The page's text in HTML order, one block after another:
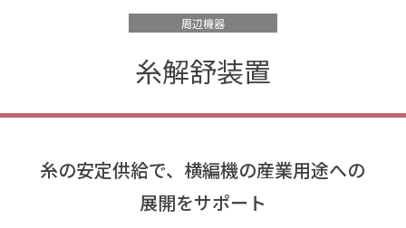
周辺機器
糸解舒装置
糸の安定供給で、横編機の産業用途への
展開をサポート